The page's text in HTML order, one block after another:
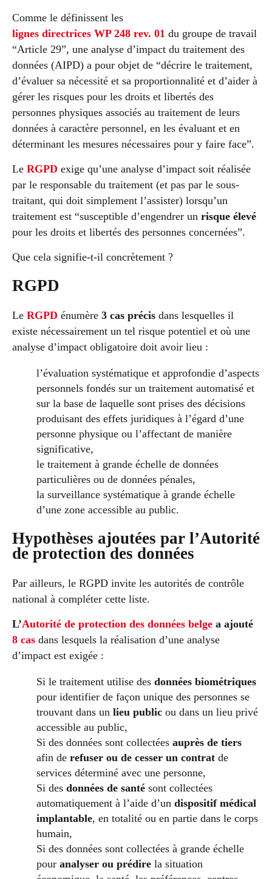
Comme le définissent les
lignes directrices WP 248 rev. 01 du groupe de travail
“Article 29”, une analyse d’impact du traitement des
données (AIPD) a pour objet de “décrire le traitement,
d’évaluer sa nécessité et sa proportionnalité et d’aider à
gérer les risques pour les droits et libertés des
personnes physiques associés au traitement de leurs
données à caractère personnel, en les évaluant et en
déterminant les mesures nécessaires pour y faire face”.
Le RGPD exige qu’une analyse d’impact soit réalisée
par le responsable du traitement (et pas par le sous-
traitant, qui doit simplement l’assister) lorsqu’un
traitement est “susceptible d’engendrer un risque élevé
pour les droits et libertés des personnes concernées”.
Que cela signifie-t-il concrètement ?
RGPD
Le RGPD énumère 3 cas précis dans lesquelles il
existe nécessairement un tel risque potentiel et où une
analyse d’impact obligatoire doit avoir lieu :
l’évaluation systématique et approfondie d’aspects
personnels fondés sur un traitement automatisé et
sur la base de laquelle sont prises des décisions
produisant des effets juridiques à l’égard d’une
personne physique ou l’affectant de manière
significative,
le traitement à grande échelle de données
particulières ou de données pénales,
la surveillance systématique à grande échelle
d’une zone accessible au public.
Hypothèses ajoutées par l’Autorité
de protection des données
Par ailleurs, le RGPD invite les autorités de contrôle
national à compléter cette liste.
L’Autorité de protection des données belge a ajouté
8 cas dans lesquels la réalisation d’une analyse
d’impact est exigée :
Si le traitement utilise des données biométriques
pour identifier de façon unique des personnes se
trouvant dans un lieu public ou dans un lieu privé
accessible au public,
Si des données sont collectées auprès de tiers
afin de refuser ou de cesser un contrat de
services déterminé avec une personne,
Si des données de santé sont collectées
automatiquement à l’aide d’un dispositif médical
implantable, en totalité ou en partie dans le corps
humain,
Si des données sont collectées à grande échelle
pour analyser ou prédire la situation